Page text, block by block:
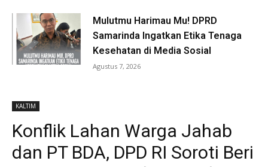
Mulutmu Harimau Mu! DPRD
Samarinda Ingatkan Etika Tenaga
Kesehatan di Media Sosial
Agustus 7, 2026